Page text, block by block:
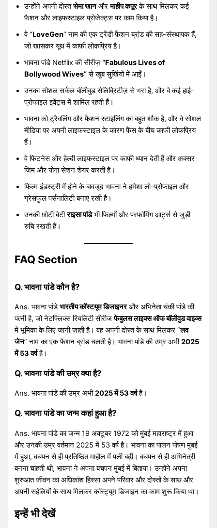
उन्होंने अपनी दोस्तसेमा खानऔरमाहीप कपूरके साथ मिलकर कई
फैशन और लाइफस्टाइल प्रोजेक्ट्स पर काम किया है।
वे “LoveGen” नाम की एक ट्रेंडी फैशन ब्रांड की सह-संस्थापक हैं,
जो खासकर यूथ में काफी लोकप्रिय है।
भावना पांडे Netflix की सीरीज़“Fabulous Lives of
Bollywood Wives”से खूब सुर्खियों में आईं।
उनका सोशल सर्कल बॉलीवुड सेलिब्रिटीज़ से भरा है, और वे कई हाई-
प्रोफाइल इवेंट्स में शामिल रहती हैं।
भावना को ट्रैवलिंग और फैशन स्टाइलिंग का बहुत शौक है, और वे सोशल
मीडिया पर अपनी लाइफस्टाइल के कारण फैंस के बीच काफी लोकप्रिय
हैं।
वे फिटनेस और हेल्दी लाइफस्टाइल पर काफी ध्यान देती हैं और अक्सर
जिम और योगा सेशन शेयर करती हैं।
फिल्म इंडस्ट्री में होने के बावजूद भावना ने हमेशा लो-प्रोफाइल और
ग्रेसफुल पर्सनालिटी बनाए रखी है।
उनकी छोटी बेटीराइसा पांडेभी फिल्मों और परफॉर्मिंग आर्ट्स से जुड़ी
रुचि रखती हैं।
FAQ Section
Q. भावना पांडे कौन है?
Ans. भावना पांडेभारतीय कॉस्टयूम डिजाइनरऔर अभिनेता चंकी पांडे की
पत्नी है, जो नेटफ्लिक्स रियलिटी सीरीजफेबुलस लाइक्स ऑफ बॉलीवुड वाइव्स
में भूमिका के लिए जानी जाती है। वह अपनी दोस्त के साथ मिलकर “लव
जेन” नाम का एक फैशन ब्रांड चलती है। भावना पांडे की उम्र अभी2025
में 53 वर्षहै।
Q. भावना पांडे की उम्र क्या है?
Ans. भावना पांडे की उम्र अभी2025 में 53 वर्षहै।
Q. भावना पांडे का जन्म कहां हुआ है?
Ans. भावना पांडे का जन्म 19 अक्टूबर 1972 को मुंबई महाराष्ट्र में हुआ
और उनकी उम्र वर्तमान 2025 में 53 वर्ष है। भावना का पालन पोषण मुंबई
में हुआ, बचपन से ही प्रतिष्ठित माहौल में पली बढ़ी। बचपन से ही अभिनेत्री
बनना चाहती थी, भावना ने अपना बचपन मुंबई में बिताया। उन्होंने अपना
शुरुआत जीवन का अधिकांश हिस्सा अपने परिवार और दोस्तों के साथ और
अपनी सहेलियों के साथ मिलकर कॉस्ट्यूम डिजाइन का काम शुरू किया था।
इन्हें भी देखें